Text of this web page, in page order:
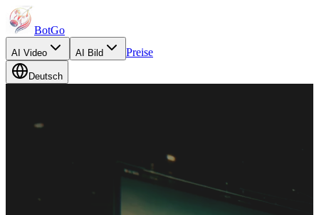
BotGo
AI Video AI Bild Preise
Deutsch